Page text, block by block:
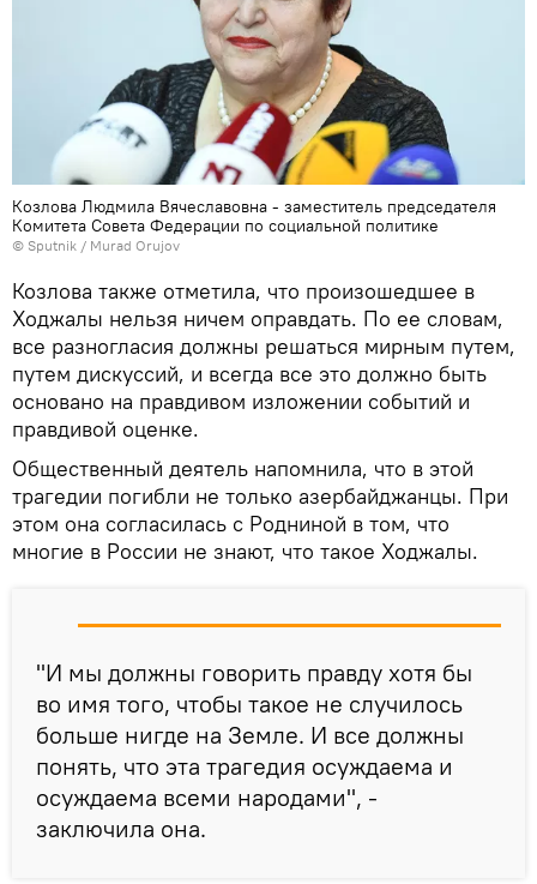
Козлова Людмила Вячеславовна - заместитель председателя
Комитета Совета Федерации по социальной политике
© Sputnik / Murad Orujov
Козлова также отметила, что произошедшее в
Ходжалы нельзя ничем оправдать. По ее словам,
все разногласия должны решаться мирным путем,
путем дискуссий, и всегда все это должно быть
основано на правдивом изложении событий и
правдивой оценке.
Общественный деятель напомнила, что в этой
трагедии погибли не только азербайджанцы. При
этом она согласилась с Родниной в том, что
многие в России не знают, что такое Ходжалы.
"И мы должны говорить правду хотя бы
во имя того, чтобы такое не случилось
больше нигде на Земле. И все должны
понять, что эта трагедия осуждаема и
осуждаема всеми народами", -
заключила она.